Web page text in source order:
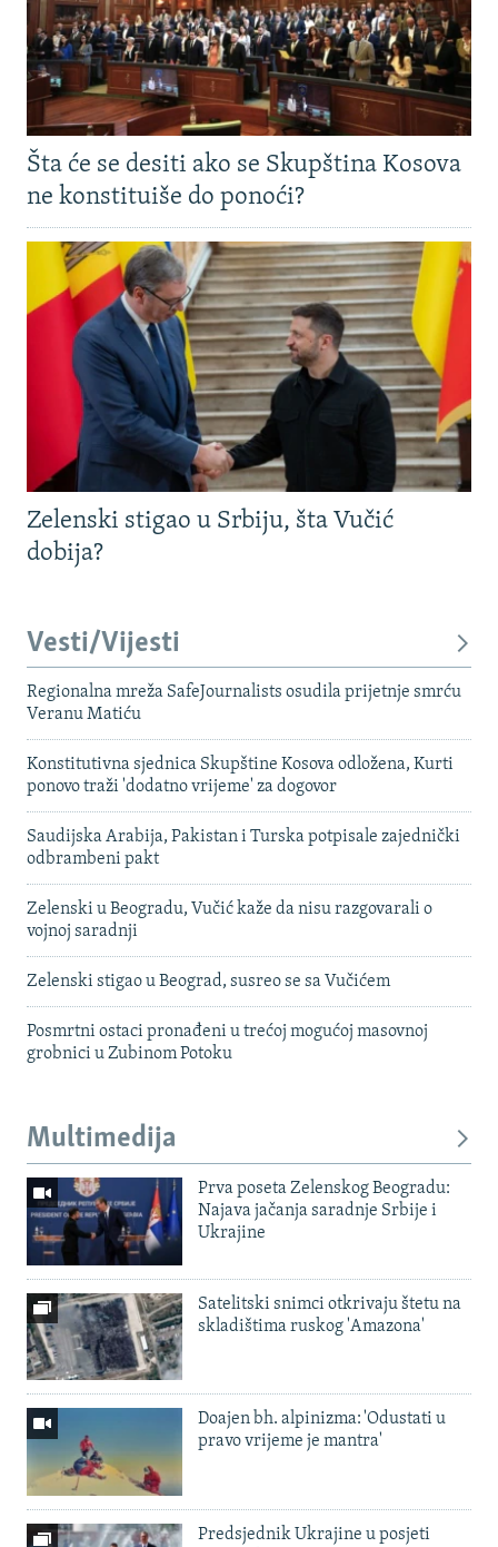
Šta će se desiti ako se Skupština Kosova
ne konstituiše do ponoći?
Zelenski stigao u Srbiju, šta Vučić
dobija?
Vesti/Vijesti
Regionalna mreža SafeJournalists osudila prijetnje smrću
Veranu Matiću
Konstitutivna sjednica Skupštine Kosova odložena, Kurti
ponovo traži 'dodatno vrijeme' za dogovor
Saudijska Arabija, Pakistan i Turska potpisale zajednički
odbrambeni pakt
Zelenski u Beogradu, Vučić kaže da nisu razgovarali o
vojnoj saradnji
Zelenski stigao u Beograd, susreo se sa Vučićem
Posmrtni ostaci pronađeni u trećoj mogućoj masovnoj
grobnici u Zubinom Potoku
Multimedija
Prva poseta Zelenskog Beogradu:
Najava jačanja saradnje Srbije i
Ukrajine
Satelitski snimci otkrivaju štetu na
skladištima ruskog 'Amazona'
Doajen bh. alpinizma: 'Odustati u
pravo vrijeme je mantra'
Predsjednik Ukrajine u posjeti